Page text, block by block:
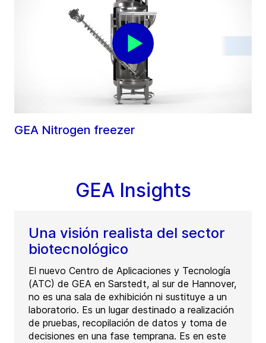
GEA Nitrogen freezer
GEA Insights
Una visión realista del sector
biotecnológico
El nuevo Centro de Aplicaciones y Tecnología
(ATC) de GEA en Sarstedt, al sur de Hannover,
no es una sala de exhibición ni sustituye a un
laboratorio. Es un lugar destinado a realización
de pruebas, recopilación de datos y toma de
decisiones en una fase temprana. Es en este